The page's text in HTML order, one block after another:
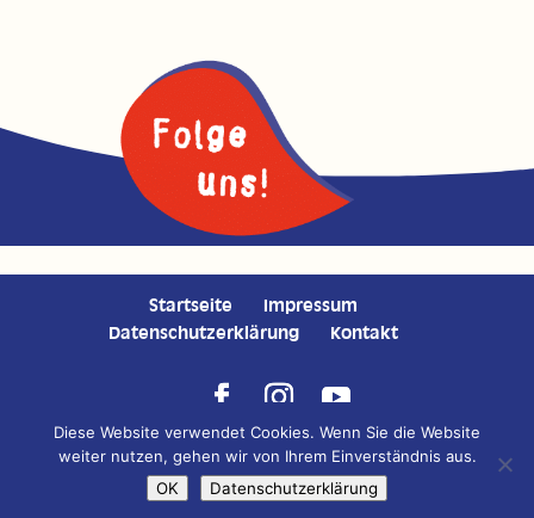
Startseite
Impressum
Datenschutzerklärung
Kontakt
Copyright © 2020 Auricher Süssmost GmbH | Konzeption,
Gestaltung, Fotografie und Programmierung:DESIGNSTUUV
Werbeagentur GmbH & Co. KG
Diese Website verwendet Cookies. Wenn Sie die Website
weiter nutzen, gehen wir von Ihrem Einverständnis aus.
OK
Datenschutzerklärung